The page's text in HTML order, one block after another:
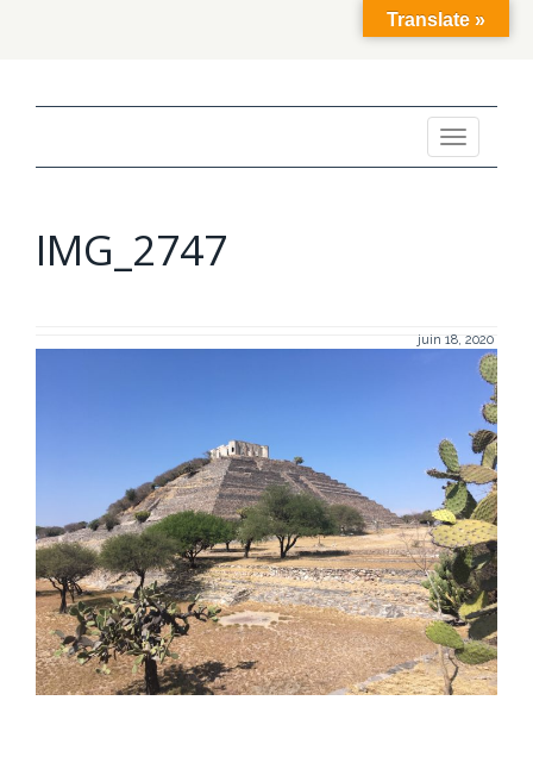
Toggle
navigation
IMG_2747
juin 18, 2020
Translate »